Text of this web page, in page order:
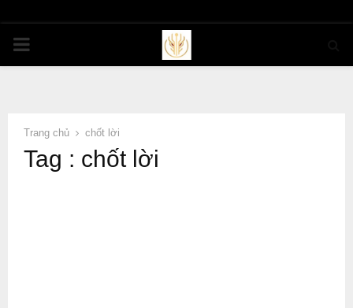
PRIMARY
Trang chủ chốt lời
Tag : chốt lời